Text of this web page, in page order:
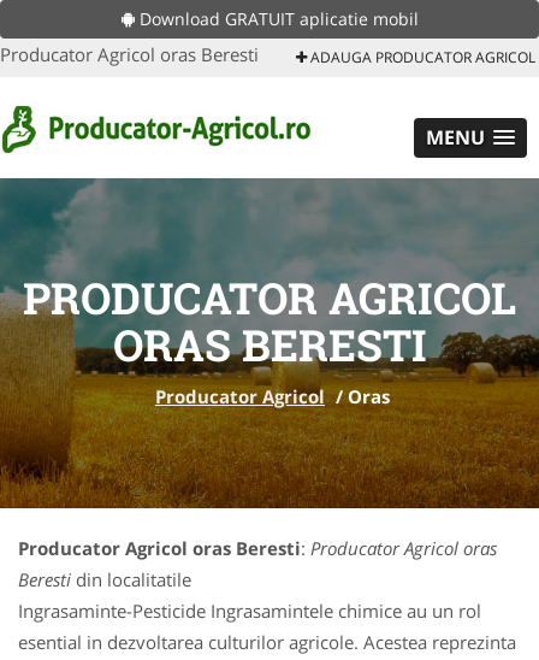
Download GRATUIT aplicatie mobil
Producator Agricol oras Beresti ADAUGA PRODUCATOR AGRICOL
MENU
PRODUCATOR AGRICOL
ORAS BERESTI
Producator Agricol /Oras
Producator Agricol oras Beresti: Producator Agricol oras
Beresti din localitatile
Ingrasaminte-Pesticide Ingrasamintele chimice au un rol
esential in dezvoltarea culturilor agricole. Acestea reprezinta